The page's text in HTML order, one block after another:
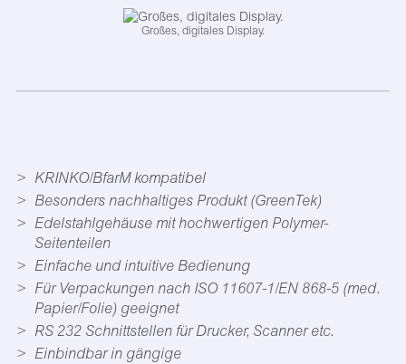
Großes, digitales Display.
KRINKO/BfarM kompatibel
Besonders nachhaltiges Produkt (GreenTek)
Edelstahlgehäuse mit hochwertigen Polymer-
Seitenteilen
Einfache und intuitive Bedienung
Für Verpackungen nach ISO 11607-1/EN 868-5 (med.
Papier/Folie) geeignet
RS 232 Schnittstellen für Drucker, Scanner etc.
Einbindbar in gängige